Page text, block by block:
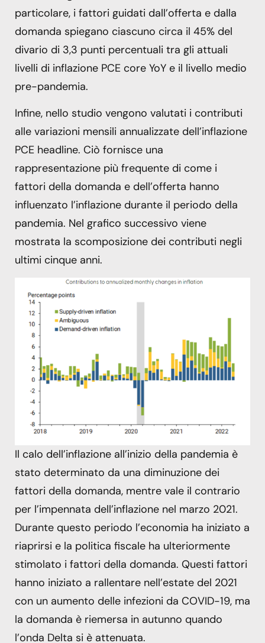
particolare, i fattori guidati dall’offerta e dalla
domanda spiegano ciascuno circa il 45% del
divario di 3,3 punti percentuali tra gli attuali
livelli di inflazione PCE core YoY e il livello medio
pre-pandemia.
Infine, nello studio vengono valutati i contributi
alle variazioni mensili annualizzate dell’inflazione
PCE headline. Ciò fornisce una
rappresentazione più frequente di come i
fattori della domanda e dell’offerta hanno
influenzato l’inflazione durante il periodo della
pandemia. Nel grafico successivo viene
mostrata la scomposizione dei contributi negli
ultimi cinque anni.
Il calo dell’inflazione all’inizio della pandemia è
stato determinato da una diminuzione dei
fattori della domanda, mentre vale il contrario
per l’impennata dell’inflazione nel marzo 2021.
Durante questo periodo l’economia ha iniziato a
riaprirsi e la politica fiscale ha ulteriormente
stimolato i fattori della domanda. Questi fattori
hanno iniziato a rallentare nell’estate del 2021
con un aumento delle infezioni da COVID-19, ma
la domanda è riemersa in autunno quando
l’onda Delta si è attenuata.